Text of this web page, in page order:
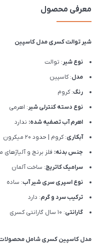
معرفی محصول
شیر توالت کسری مدل کاسپین
نوع شیر: توالت
مدل: کاسپین
رنگ: کروم
نوع دسته کنترلی شیر: اهرمی
اهرم آب تصفیه شده: ندارد
آبکاری: کروم | حدود 20 میکرون
جنس بدنه: فلز برنج و
سرامیک کاتریج: ساخت آلمان
نوع اسپری سری شیر آب: ساده
ترکیب سرد و گرم: دارد
گارانتی: 10 سال گارانتی کسری
مدل کاسپین کسری شامل